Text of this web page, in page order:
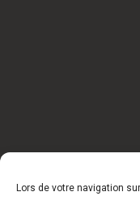
Lors de votre navigation